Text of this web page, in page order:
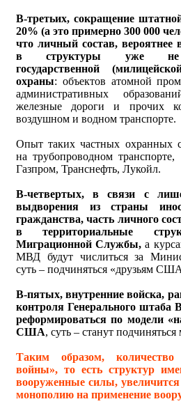
В-третьих, сокращение
20% (а это примерно 300 000
что личный состав, вероятнее
в структуры уже не
государственной
охраны: объектов атомной
административных
железные дороги и прочих
воздушном и водном транспорте.
Опыт таких частных охранных
на трубопроводном
Газпром, Транснефть, Лукойл.
В-четвертых, в связи с
выдворения из страны
гражданства, часть личного
в территориальные
Миграционной Службы, а
МВД будут числиться за
суть – подчиняться «друзьям
В-пятых, внутренние войска,
контроля Генерального штаба
реформироваться по модели
США, суть – станут
Таким образом, количество
войны», то есть структур
вооруженные силы, увеличится
монополию на применение